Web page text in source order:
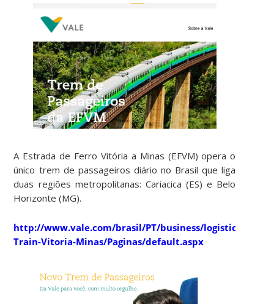
A Estrada de Ferro Vitória a Minas (EFVM) opera o
único trem de passageiros diário no Brasil que liga
duas regiões metropolitanas: Cariacica (ES) e Belo
Horizonte (MG).
http://www.vale.com/brasil/PT/business/logistics/
Train-Vitoria-Minas/Paginas/default.aspx